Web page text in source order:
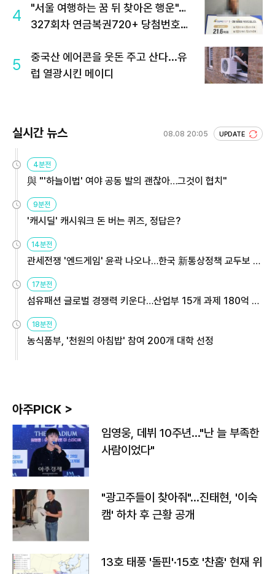
4
"서울 여행하는 꿈 뒤 찾아온 행운"…
327회차 연금복권720+ 당첨번호조
5
중국산 에어콘을 웃돈 주고 산다...유
럽 열광시킨 메이디
실시간 뉴스 08.08 20:05 UPDATE
4분전
與 "'하늘이법' 여야 공동 발의 괜찮아…그것이 협치"
9분전
'캐시딜' 캐시워크 돈 버는 퀴즈, 정답은?
14분전
관세전쟁 '엔드게임' 윤곽 나오나…한국 新통상정책 교두보 활
17분전
섬유패션 글로벌 경쟁력 키운다…산업부 15개 과제 180억 지
18분전
농식품부, '천원의 아침밥' 참여 200개 대학 선정
아주PICK >
임영웅, 데뷔 10주년…"난 늘 부족한
사람이었다"
"광고주들이 찾아줘"…진태현, '이숙
캠' 하차 후 근황 공개
13호 태풍 '돌핀'·15호 '찬홈' 현재 위